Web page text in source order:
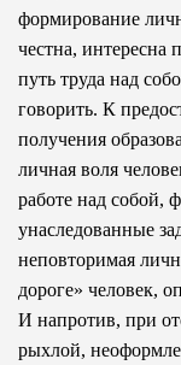
формирование
честна, интересна
путь труда над
говорить. К
получения
личная воля
работе над собой,
унаследованные
неповторимая
дороге» человек,
И напротив, при
рыхлой,